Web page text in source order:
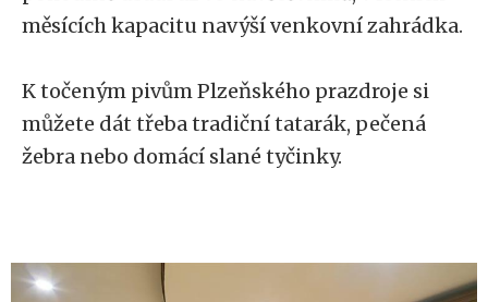
měsících kapacitu navýší venkovní zahrádka.
K točeným pivům Plzeňského prazdroje si
můžete dát třeba tradiční tatarák, pečená
žebra nebo domácí slané tyčinky.